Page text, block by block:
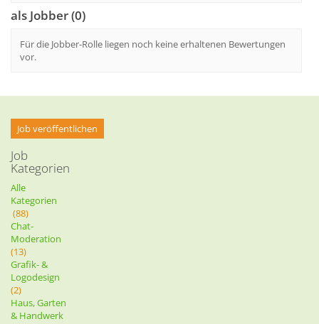
als Jobber (0)
Für die Jobber-Rolle liegen noch keine erhaltenen Bewertungen
vor.
Job veröffentlichen
Job
Kategorien
Alle
Kategorien
(88)
Chat-
Moderation
(13)
Grafik- &
Logodesign
(2)
Haus, Garten
& Handwerk